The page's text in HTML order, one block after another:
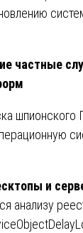
частные
шпионского
и
анализу